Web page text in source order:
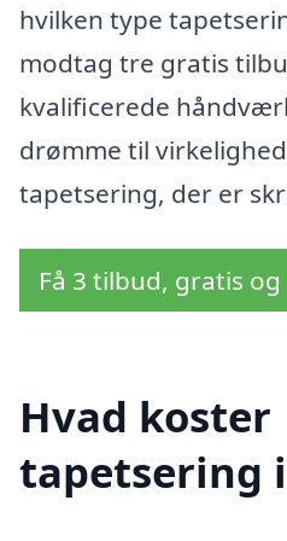
hvilken type
modtag tre gratis
kvalificerede
drømme til
tapetsering, der er
Få 3 tilbud, gratis
Hvad koster
tapetsering